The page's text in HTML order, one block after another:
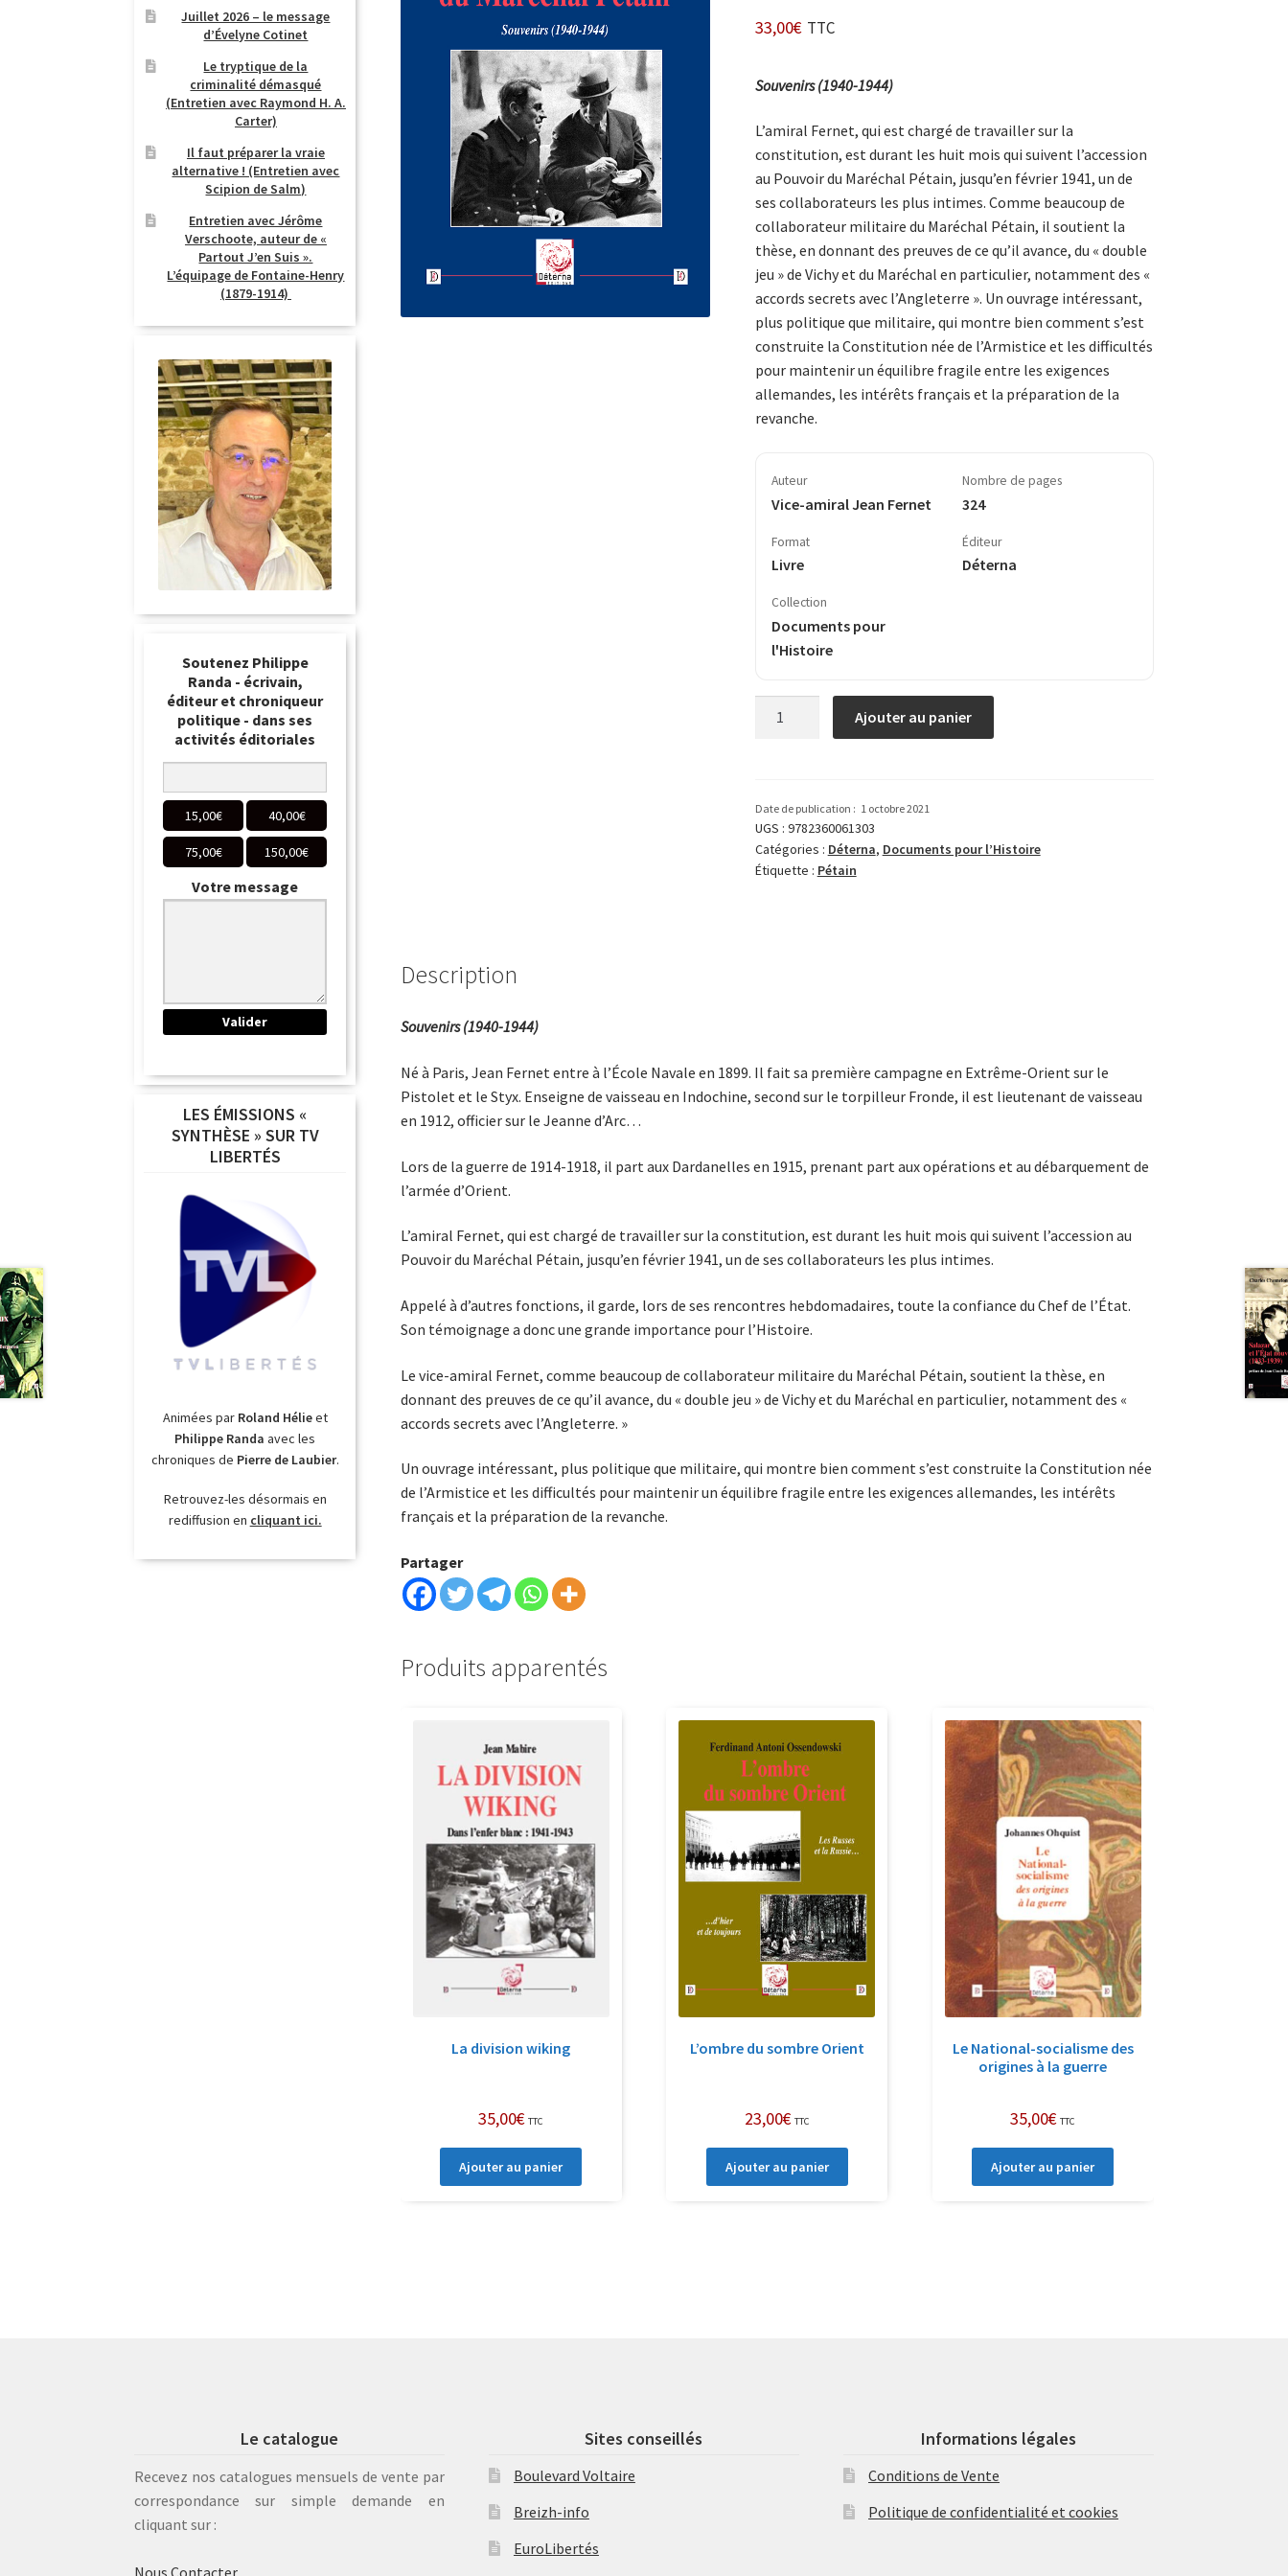
33,00€ TTC
Souvenirs (1940-1944)
L’amiral Fernet, qui est chargé de travailler sur la
constitution, est durant les huit mois qui suivent l’accession
au Pouvoir du Maréchal Pétain, jusqu’en février 1941, un de
ses collaborateurs les plus intimes. Comme beaucoup de
collaborateur militaire du Maréchal Pétain, il soutient la
thèse, en donnant des preuves de ce qu’il avance, du « double
jeu » de Vichy et du Maréchal en particulier, notamment des «
accords secrets avec l’Angleterre ». Un ouvrage intéressant,
plus politique que militaire, qui montre bien comment s’est
construite la Constitution née de l’Armistice et les difficultés
pour maintenir un équilibre fragile entre les exigences
allemandes, les intérêts français et la préparation de la
revanche.
Auteur
Vice-amiral Jean Fernet
Nombre de pages
324
Format
Livre
Éditeur
Déterna
Collection
Documents pour
l'Histoire
du
Maréchal
Pétain
Ajouter au panier
Date de publication : 1 octobre 2021
UGS : 9782360061303
Catégories : Déterna, Documents pour l’Histoire
Étiquette : Pétain
Description
Souvenirs (1940-1944)
Né à Paris, Jean Fernet entre à l’École Navale en 1899. Il fait sa première campagne en Extrême-Orient sur le
Pistolet et le Styx. Enseigne de vaisseau en Indochine, second sur le torpilleur Fronde, il est lieutenant de vaisseau
en 1912, officier sur le Jeanne d’Arc…
Lors de la guerre de 1914-1918, il part aux Dardanelles en 1915, prenant part aux opérations et au débarquement de
l’armée d’Orient.
L’amiral Fernet, qui est chargé de travailler sur la constitution, est durant les huit mois qui suivent l’accession au
Pouvoir du Maréchal Pétain, jusqu’en février 1941, un de ses collaborateurs les plus intimes.
Appelé à d’autres fonctions, il garde, lors de ses rencontres hebdomadaires, toute la confiance du Chef de l’État.
Son témoignage a donc une grande importance pour l’Histoire.
Le vice-amiral Fernet, comme beaucoup de collaborateur militaire du Maréchal Pétain, soutient la thèse, en
donnant des preuves de ce qu’il avance, du « double jeu » de Vichy et du Maréchal en particulier, notamment des «
accords secrets avec l’Angleterre. »
Un ouvrage intéressant, plus politique que militaire, qui montre bien comment s’est construite la Constitution née
de l’Armistice et les difficultés pour maintenir un équilibre fragile entre les exigences allemandes, les intérêts
français et la préparation de la revanche.
Partager
Produits apparentés
La division wiking
35,00€ TTC
Ajouter au panier
L’ombre du sombre Orient
23,00€ TTC
Ajouter au panier
Le National-socialisme des
origines à la guerre
35,00€ TTC
Ajouter au panier
Juillet 2026 – le message
d’Évelyne Cotinet
Le tryptique de la
criminalité démasqué
(Entretien avec Raymond H. A.
Carter)
Il faut préparer la vraie
alternative ! (Entretien avec
Scipion de Salm)
Entretien avec Jérôme
Verschoote, auteur de «
Partout J’en Suis ».
L’équipage de Fontaine-Henry
(1879-1914)
Soutenez Philippe
Randa - écrivain,
éditeur et chroniqueur
politique - dans ses
activités éditoriales
15,00€ 40,00€
75,00€ 150,00€
Votre message
LES ÉMISSIONS «
SYNTHÈSE » SUR TV
LIBERTÉS
Animées par Roland Hélieet
Philippe Randa avec les
chroniques de Pierre de Laubier.
Retrouvez-les désormais en
rediffusion en cliquant ici.
Le catalogue
Recevez nos catalogues mensuels de vente par
correspondance sur simple demande en
cliquant sur :
Nous Contacter
Sites conseillés
Boulevard Voltaire
Breizh-info
EuroLibertés
Informations légales
Conditions de Vente
Politique de confidentialité et cookies